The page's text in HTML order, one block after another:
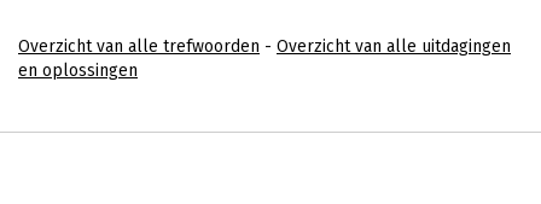
Overzicht van alle trefwoorden - Overzicht van alle uitdagingen
en oplossingen